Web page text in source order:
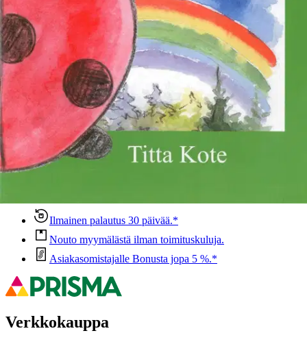
sopii käytettäväksi erityislasten kanssa
Ominaisuudet
Oletko tyytyväinen tuotetietoihin?
Ovatko tuotetiedot riittävät? Jos tuotetiedoissa on puutteita tai niitä
voisi muuten parantaa, anna palautetta.
Ilmainen palautus 30 päivää.*
Nouto myymälästä ilman toimituskuluja.
Asiakasomistajalle Bonusta jopa 5 %.*
Verkkokauppa